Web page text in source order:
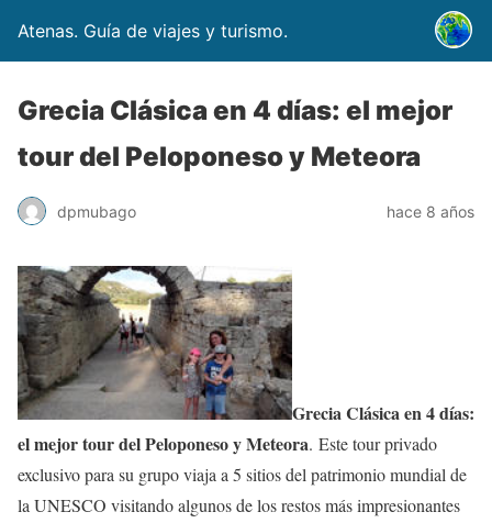
Atenas. Guía de viajes y turismo.
Grecia Clásica en 4 días: el mejor
tour del Peloponeso y Meteora
dpmubago hace 8 años
Grecia Clásica en 4 días:
el mejor tour del Peloponeso y Meteora. Este tour privado
exclusivo para su grupo viaja a 5 sitios del patrimonio mundial de
la UNESCO visitando algunos de los restos más impresionantes